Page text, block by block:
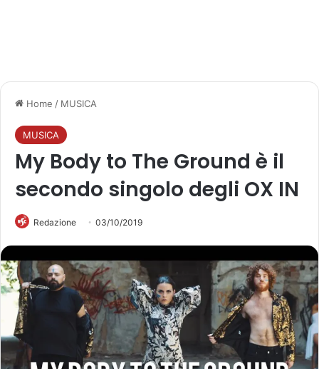
Home / MUSICA
MUSICA
My Body to The Ground è il
secondo singolo degli OX IN
Redazione 03/10/2019